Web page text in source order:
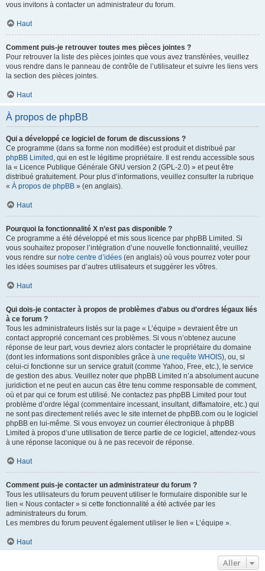
vous invitons à contacter un administrateur du forum.
Haut
Comment puis-je retrouver toutes mes pièces jointes ?
Pour retrouver la liste des pièces jointes que vous avez transférées, veuillez
vous rendre dans le panneau de contrôle de l’utilisateur et suivre les liens vers
la section des pièces jointes.
Haut
À propos de phpBB
Qui a développé ce logiciel de forum de discussions ?
Ce programme (dans sa forme non modifiée) est produit et distribué par
phpBB Limited , qui en est le légitime propriétaire. Il est rendu accessible sous
la « Licence Publique Générale GNU version 2 (GPL-2.0) » et peut être
distribué gratuitement. Pour plus d’informations, veuillez consulter la rubrique
« À propos de phpBB » (en anglais).
Haut
Pourquoi la fonctionnalité X n’est pas disponible ?
Ce programme a été développé et mis sous licence par phpBB Limited. Si
vous souhaitez proposer l’intégration d’une nouvelle fonctionnalité, veuillez
vous rendre sur notre centre d’idées (en anglais) où vous pourrez voter pour
les idées soumises par d’autres utilisateurs et suggérer les vôtres.
Haut
Qui dois-je contacter à propos de problèmes d’abus ou d’ordres légaux liés
à ce forum ?
Tous les administrateurs listés sur la page « L’équipe » devraient être un
contact approprié concernant ces problèmes. Si vous n’obtenez aucune
réponse de leur part, vous devriez alors contacter le propriétaire du domaine
(dont les informations sont disponibles grâce à une requête WHOIS), ou, si
celui-ci fonctionne sur un service gratuit (comme Yahoo, Free, etc.), le service
de gestion des abus. Veuillez noter que phpBB Limited n’a absolument aucune
juridiction et ne peut en aucun cas être tenu comme responsable de comment,
où et par qui ce forum est utilisé. Ne contactez pas phpBB Limited pour tout
problème d’ordre légal (commentaire incessant, insultant, diffamatoire, etc.) qui
ne sont pas directement reliés avec le site internet de phpBB.com ou le logiciel
phpBB en lui-même. Si vous envoyez un courrier électronique à phpBB
Limited à propos d’une utilisation de tierce partie de ce logiciel, attendez-vous
à une réponse laconique ou à ne pas recevoir de réponse.
Haut
Comment puis-je contacter un administrateur du forum ?
Tous les utilisateurs du forum peuvent utiliser le formulaire disponible sur le
lien « Nous contacter » si cette fonctionnalité a été activée par les
administrateurs du forum.
Les membres du forum peuvent également utiliser le lien « L’équipe ».
Haut
Aller